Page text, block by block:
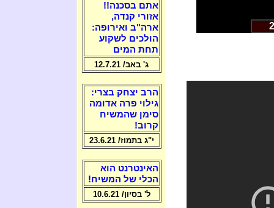
אתם בסכנה!!
אזורי קנדה,
ארה"ב ואירופה:
הולכים לשקוע
תחת המים
ג' באב/ 12.7.21
הרב יצחק בצרי:
גילוי פרה אדומה
סימן שהמשיח
קרוב!
י"ג בתמוז/ 23.6.21
האינטרנט הוא
הכלי של המשיח!
ל' בסיון/ 10.6.21